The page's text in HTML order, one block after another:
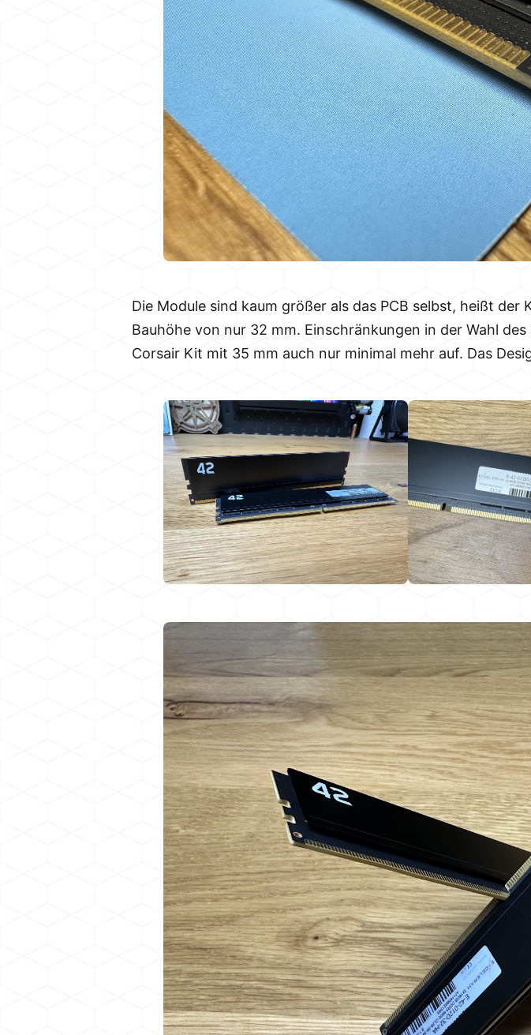
Die Module sind kaum größer als das PCB selbst, heißt
Bauhöhe von nur 32 mm. Einschränkungen in der Wahl
Corsair Kit mit 35 mm auch nur minimal mehr auf. Das